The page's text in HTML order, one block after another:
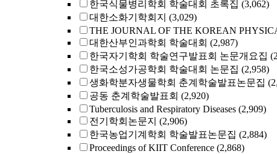
한국식물병리학회 학술대회 초록집 (3,062)
대한소화기학회지 (3,029)
THE JOURNAL OF THE KOREAN
대한산부인과학회 학술대회 (2,987)
한국자기학회 학술연구발표회 논문개요집
한국소성가공학회 학술대회 논문집 (2,958)
생화학분자생물학회 춘계학술발표논문집
공동 춘계학술발표회 (2,920)
Tuberculosis and Respiratory Diseases (2,909)
전기학회논문지 (2,906)
한국농업기계학회 학술발표논문집 (2,884)
Proceedings of KIIT Conference (2,868)